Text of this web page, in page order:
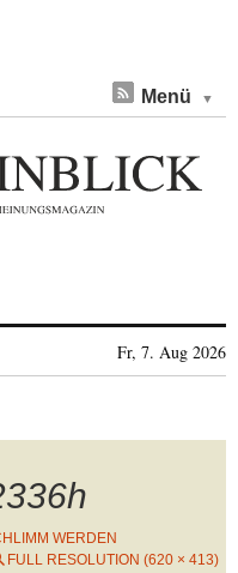
Menü
Fr, 7. Aug 2026
WERDEN
FULL RESOLUTION (620 × 413)